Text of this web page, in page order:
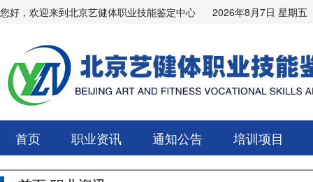
您好，欢迎来到北京艺健体职业技能鉴定中心 2026年8月7日 星期五
首页 职业资讯 通知公告 培训项目